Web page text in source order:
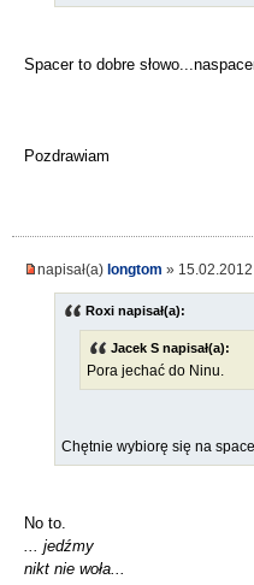
Spacer to dobre
Pozdrawiam
napisał(a) longtom »
Roxi napisał(a):
Jacek S napisał(a):
Pora jechać do Ninu.
Chętnie wybiorę się na
No to.
... jedźmy
nikt nie woła...